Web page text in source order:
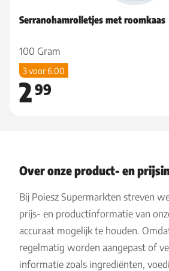
Serranohamrolletjes met roomkaas
100 Gram
3 voor 6.00
299
Over onze product- en
Bij Poiesz Supermarkten streven
prijs- en productinformatie van
accuraat mogelijk te houden.
regelmatig worden aangepast of
informatie zoals ingrediënten,